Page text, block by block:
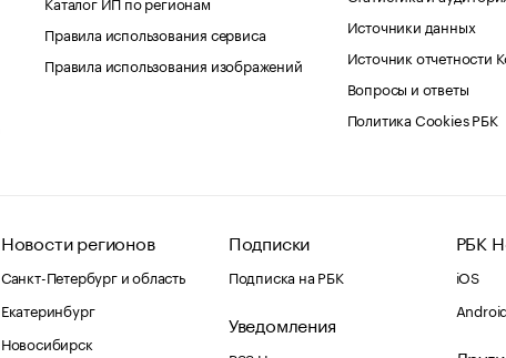
Правила использования сервиса
Правила использования изображений
Источники данных
Источник отчетности
Вопросы и ответы
Политика Cookies РБК
Новости регионов
Санкт-Петербург и область
Екатеринбург
Новосибирск
Подписки
Подписка на РБК
Уведомления
РБК
iOS